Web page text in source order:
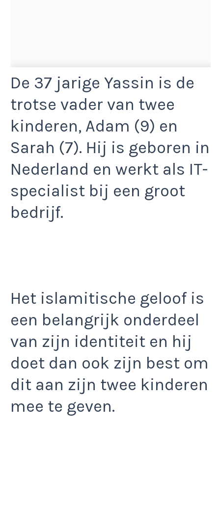
De 37 jarige Yassin is de
trotse vader van twee
kinderen, Adam (9) en
Sarah (7). Hij is geboren in
Nederland en werkt als IT-
specialist bij een groot
bedrijf.
Het islamitische geloof is
een belangrijk onderdeel
van zijn identiteit en hij
doet dan ook zijn best om
dit aan zijn twee kinderen
mee te geven.